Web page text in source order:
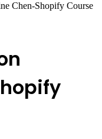
Chen-Shopify Course